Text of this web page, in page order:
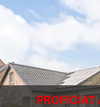
PROFICIAT